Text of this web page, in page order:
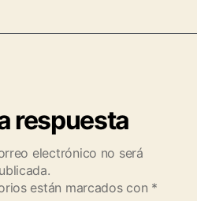
respuesta
electrónico no será
están marcados con *